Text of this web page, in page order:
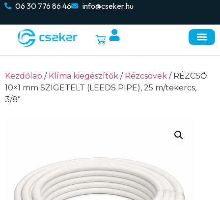
06 30 776 86 46 info@cseker.hu
Kezdőlap / Klíma kiegészítők / Rézcsövek / RÉZCSŐ
10×1 mm SZIGETELT (LEEDS PIPE), 25 m/tekercs,
3/8″